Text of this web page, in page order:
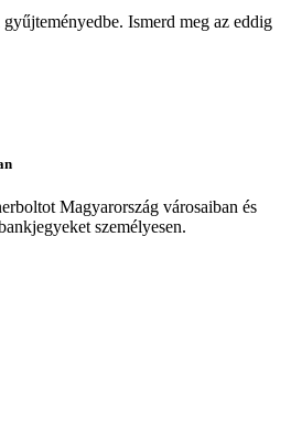
Ismerd meg az eddig
Magyarország városaiban és
személyesen.